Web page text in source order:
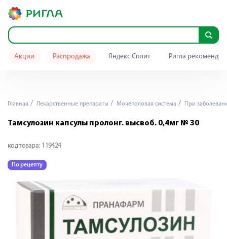
Акции Распродажа Яндекс Сплит Ригла
Главная Лекарственные препараты Мочеполовая система При
Тамсулозин капсулы пролонг. высвоб. 0,4мг № 30
код товара: 119424
По рецепту